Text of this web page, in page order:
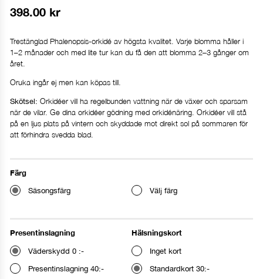
398.00 kr
Trestänglad Phalenopsis-orkidé av högsta kvalitet. Varje blomma håller i
1–2 månader och med lite tur kan du få den att blomma 2–3 gånger om
året.
Oruka ingår ej men kan köpas till.
Skötsel: Orkidéer vill ha regelbunden vattning när de växer och sparsam
när de vilar. Ge dina orkidéer gödning med orkidénäring. Orkidéer vill stå
på en ljus plats på vintern och skyddade mot direkt sol på sommaren för
att förhindra svedda blad.
Färg
Säsongsfärg Välj färg
Presentinslagning
Väderskydd 0 :-
Presentinslagning 40:-
Hälsningskort
Inget kort
Standardkort 30:-